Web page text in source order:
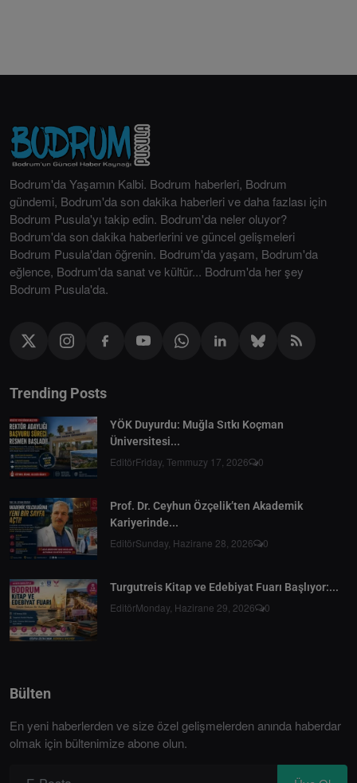
Bodrum'da Yaşamın Kalbi. Bodrum haberleri, Bodrum
gündemi, Bodrum'da son dakika haberleri ve daha fazlası için
Bodrum Pusula'yı takip edin. Bodrum'da neler oluyor?
Bodrum'da son dakika haberlerini ve güncel gelişmeleri
Bodrum Pusula'dan öğrenin. Bodrum'da yaşam, Bodrum'da
eğlence, Bodrum'da sanat ve kültür... Bodrum'da her şey
Bodrum Pusula'da.
Trending Posts
YÖK Duyurdu: Muğla Sıtkı Koçman
Üniversitesi...
EditörFriday, Temmuzy 17, 2026 0
Prof. Dr. Ceyhun Özçelik’ten Akademik
Kariyerinde...
EditörSunday, Hazirane 28, 2026 0
Turgutreis Kitap ve Edebiyat Fuarı Başlıyor:...
EditörMonday, Hazirane 29, 2026 0
Bülten
En yeni haberlerden ve size özel gelişmelerden anında haberdar
olmak için bültenimize abone olun.